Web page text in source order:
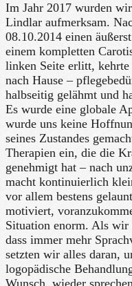
Im Jahr 2017 wurden
Lindlar aufmerksam.
08.10.2014 einen
einem kompletten
linken Seite erlitt,
nach Hause –
halbseitig gelähmt und
Es wurde eine globale
wurde uns keine
seines Zustandes
Therapien ein, die die
genehmigt hat – nach
macht kontinuierlich
vor allem bestens
motiviert,
Situation enorm. Als wir
dass immer mehr
setzten wir alles daran,
logopädische